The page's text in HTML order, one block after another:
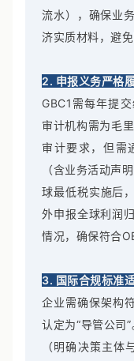
流水），确保业
济实质材料，避
2. 申报义务严格
GBC1需每年提
审计机构需为毛
审计要求，但需
（含业务活动声
球最低税实施后
外申报全球利润
情况，确保符合
3. 国际合规标准
企业需确保架构
认定为“导管公司
（明确决策主体